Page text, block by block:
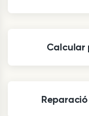
Calcular